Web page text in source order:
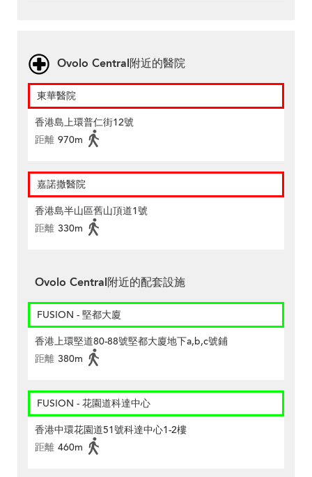
Ovolo Central附近的醫院
東華醫院
香港島上環普仁街12號
距離 970m
嘉諾撒醫院
香港島半山區舊山頂道1號
距離 330m
Ovolo Central附近的配套設施
FUSION - 堅都大廈
香港上環堅道80-88號堅都大廈地下a,b,c號鋪
距離 380m
FUSION - 花園道科達中心
香港中環花園道51號科達中心1-2樓
距離 460m